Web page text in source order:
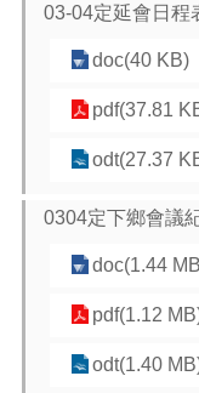
03-04定延會日程
doc(40 KB)
pdf(37.81
odt(27.37
0304定下鄉會議
doc(1.44
pdf(1.12
odt(1.40